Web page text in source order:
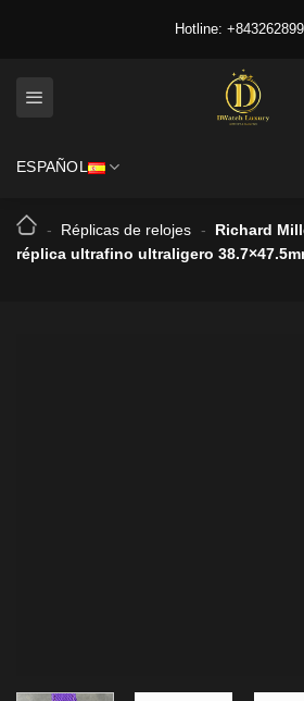
Hotline:
ESPAÑOL
- Réplicas de relojes -
Richard
réplica ultrafino ultraligero